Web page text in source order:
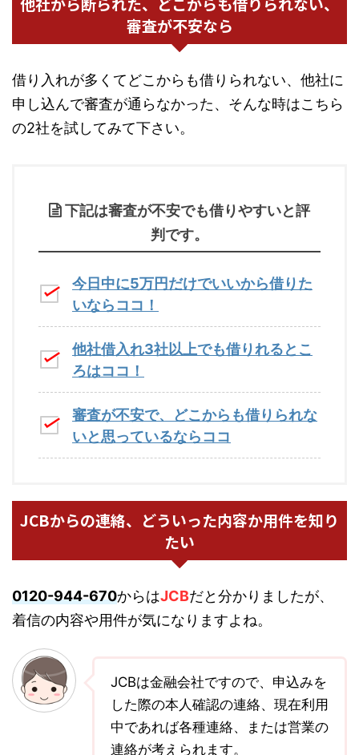
審査が不安なら
借り入れが多くてどこからも借りられない、他社に
申し込んで審査が通らなかった、そんな時はこちら
の2社を試してみて下さい。
下記は審査が不安でも借りやすいと評
判です。
今日中に5万円だけでいいから借りた
いならココ！
他社借入れ3社以上でも借りれるとこ
ろはココ！
審査が不安で、どこからも借りられな
いと思っているならココ
JCBからの連絡、どういった内容か用件を知り
たい
0120-944-670からはJCBだと分かりましたが、
着信の内容や用件が気になりますよね。
JCBは金融会社ですので、申込みを
した際の本人確認の連絡、現在利用
中であれば各種連絡、または営業の
連絡が考えられます。